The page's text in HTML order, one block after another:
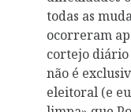
todas as
ocorreram
cortejo
não é
eleitoral (e